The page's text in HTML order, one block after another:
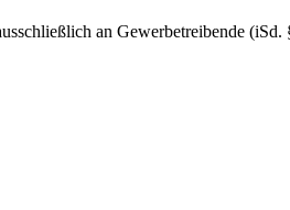
an Gewerbetreibende (iSd.